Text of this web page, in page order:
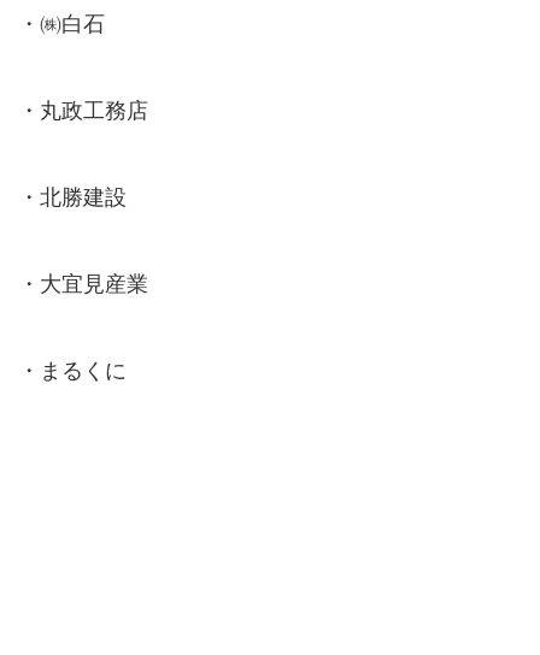
・㈱白石
・丸政工務店
・北勝建設
・大宜見産業
・まるくに